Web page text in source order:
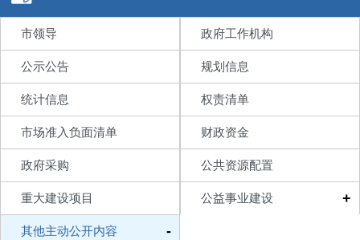
市领导 政府工作机构
公示公告 规划信息
统计信息 权责清单
市场准入负面清单 财政资金
政府采购 公共资源配置
重大建设项目 公益事业建设 +
其他主动公开内容 -